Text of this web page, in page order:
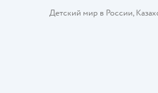
Детский мир в России,